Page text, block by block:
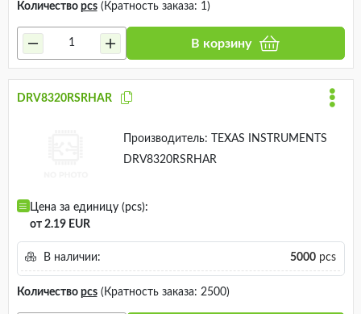
Количество pcs(Кратность заказа: 1)
В корзину
DRV8320RSRHAR
Производитель:
TEXAS INSTRUMENTS
DRV8320RSRHAR
Цена за единицу (pcs):
от 2.19 EUR
В наличии: 5000pcs
Количество pcs(Кратность заказа: 2500)